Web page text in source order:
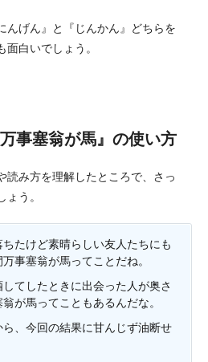
んげん』と『じんかん』どちらを
白いでしょう。
事塞翁が馬』の使い方
読み方を理解したところで、さっ
う。
たけど素晴らしい友人たちにも
事塞翁が馬ってことだね。
てしたときに出会った人が奥さ
が馬ってこともあるんだな。
ら、今回の結果に甘んじず油断せ